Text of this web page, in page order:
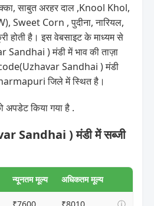
साबुत अरहर दाल ,Knool Khol,
Sweet Corn , पुदीना, नारियल,
होती है। इस वेबसाइट के माध्यम से
) मंडी में भाव की ताज़ा
Sandhai ) मंडी
जिले में स्थित है।
अपडेट किया गया है .
Sandhai ) मंडी में सब्जी
न्यूनतम मूल्य अधिकतम मूल्य